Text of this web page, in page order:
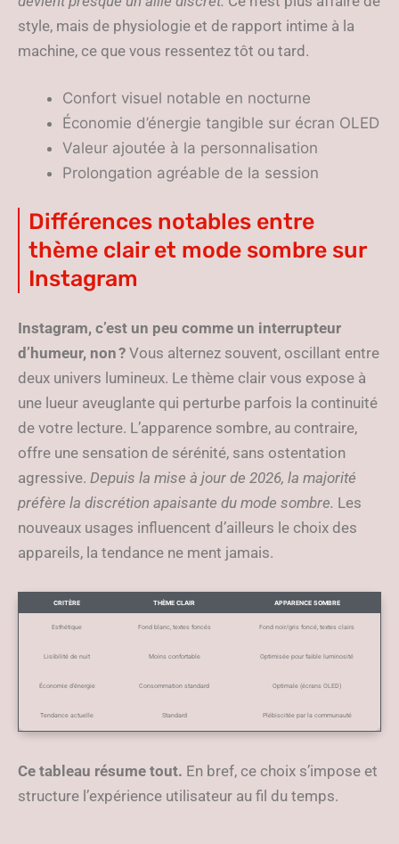
style, mais de physiologie et de rapport intime à la
machine, ce que vous ressentez tôt ou tard.
Confort visuel notable en nocturne
Économie d’énergie tangible sur écran OLED
Valeur ajoutée à la personnalisation
Prolongation agréable de la session
Différences notables entre
thème clair et mode sombre sur
Instagram
Instagram, c’est un peu comme un interrupteur
d’humeur, non ? Vous alternez souvent, oscillant entre
deux univers lumineux. Le thème clair vous expose à
une lueur aveuglante qui perturbe parfois la continuité
de votre lecture. L’apparence sombre, au contraire,
offre une sensation de sérénité, sans ostentation
agressive. Depuis la mise à jour de 2026, la majorité
préfère la discrétion apaisante du mode sombre. Les
nouveaux usages influencent d’ailleurs le choix des
appareils, la tendance ne ment jamais.
CRITÈRE THÈME CLAIR APPARENCE SOMBRE
Esthétique Fond blanc, textes foncés Fond noir/gris foncé, textes clairs
Lisibilité de nuit Moins confortable Optimisée pour faible luminosité
Économie d’énergie Consommation standard Optimale (écrans OLED)
Tendance actuelle Standard Plébiscitée par la communauté
Ce tableau résume tout. En bref, ce choix s’impose et
structure l’expérience utilisateur au fil du temps.